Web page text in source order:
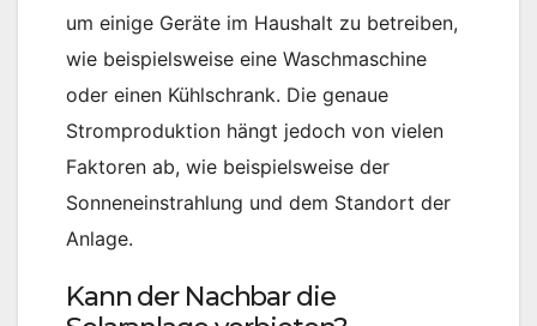
um einige Geräte im Haushalt zu betreiben,
wie beispielsweise eine Waschmaschine
oder einen Kühlschrank. Die genaue
Stromproduktion hängt jedoch von vielen
Faktoren ab, wie beispielsweise der
Sonneneinstrahlung und dem Standort der
Anlage.
Kann der Nachbar die